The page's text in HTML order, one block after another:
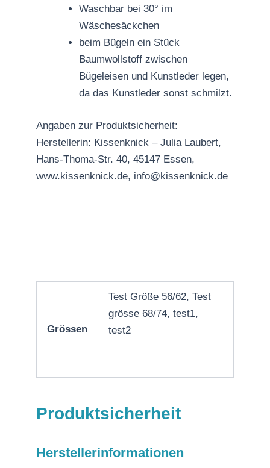
Waschbar bei 30° im
Wäschesäckchen
beim Bügeln ein Stück
Baumwollstoff zwischen
Bügeleisen und Kunstleder legen,
da das Kunstleder sonst schmilzt.
Angaben zur Produktsicherheit:
Herstellerin: Kissenknick – Julia Laubert,
Hans-Thoma-Str. 40, 45147 Essen,
www.kissenknick.de, info@kissenknick.de
Grössen
Test Größe 56/62, Test
grösse 68/74, test1,
test2
Produktsicherheit
Herstellerinformationen